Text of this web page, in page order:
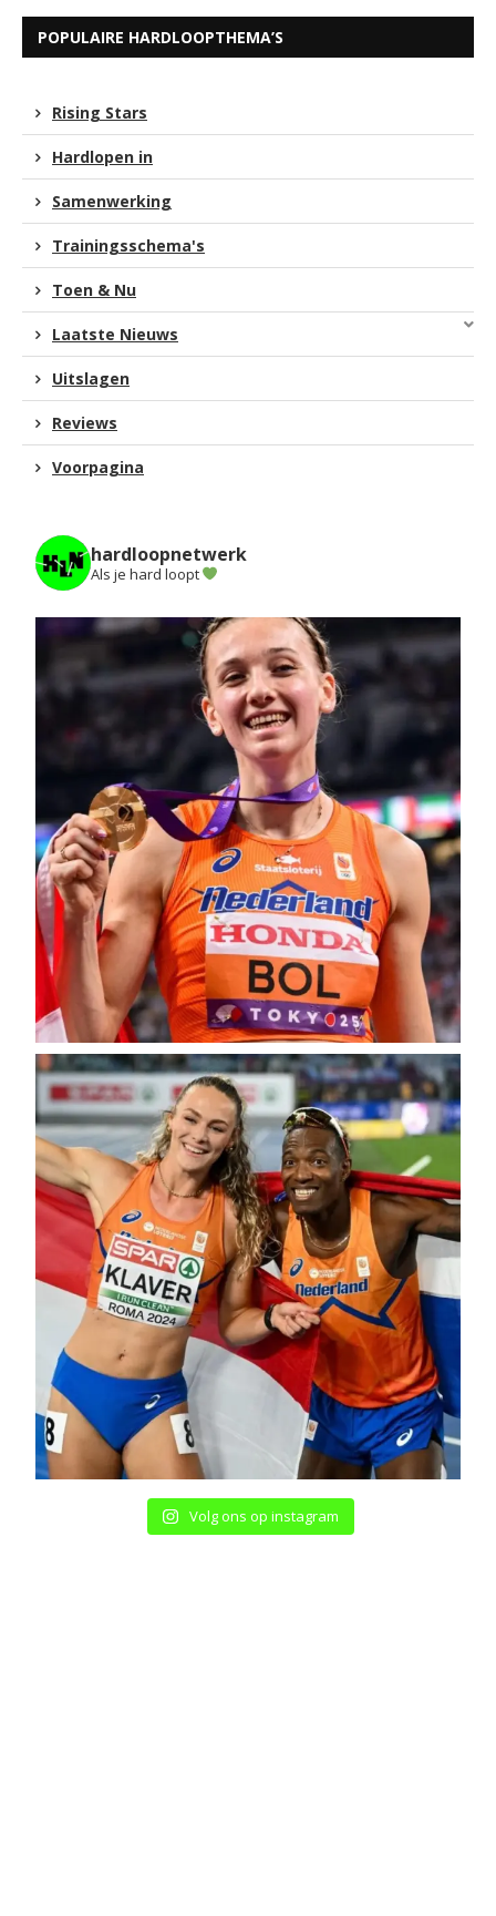
POPULAIRE HARDLOOPTHEMA’S
Rising Stars
Hardlopen in
Samenwerking
Trainingsschema's
Toen & Nu
Laatste Nieuws
Uitslagen
Reviews
Voorpagina
hardloopnetwerk
Als je hard loopt
Volg ons op instagram